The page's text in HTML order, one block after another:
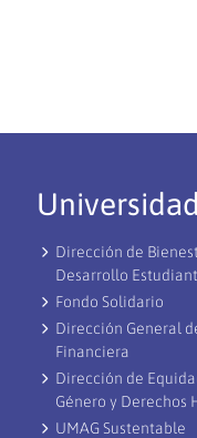
Universidad
Dirección de
Desarrollo
Fondo Solidario
Dirección General
Financiera
Dirección de
Género y Derechos
UMAG Sustentable